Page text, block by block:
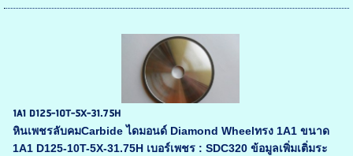
1A1 D125-10T-5X-31.75H
หินเพชรลับคมCarbide ไดมอนด์ Diamond Wheelทรง 1A1 ขนาด
1A1 D125-10T-5X-31.75H เบอร์เพชร : SDC320 ข้อมูลเพิ่มเติ่มระ